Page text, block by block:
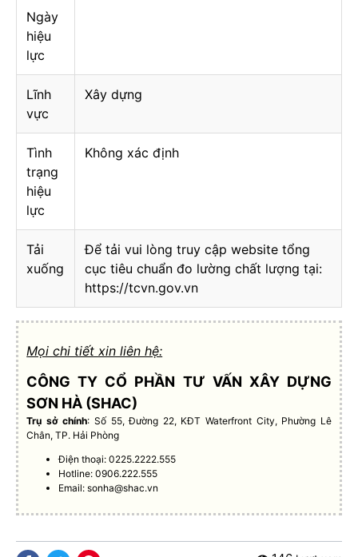
Ngày
hiệu
lực
Lĩnh
vực
Xây dựng
Tình
trạng
hiệu
lực
Không xác định
Tải
xuống
Để tải vui lòng truy cập website tổng
cục tiêu chuẩn đo lường chất lượng tại:
https://tcvn.gov.vn
Mọi chi tiết xin liên hệ:
CÔNG TY CỔ PHẦN TƯ VẤN XÂY DỰNG
SƠN HÀ (SHAC)
Trụ sở chính: Số 55, Đường 22, KĐT Waterfront City, Phường Lê
Chân, TP. Hải Phòng
Điện thoại: 0225.2222.555
Hotline: 0906.222.555
Email:sonha@shac.vn